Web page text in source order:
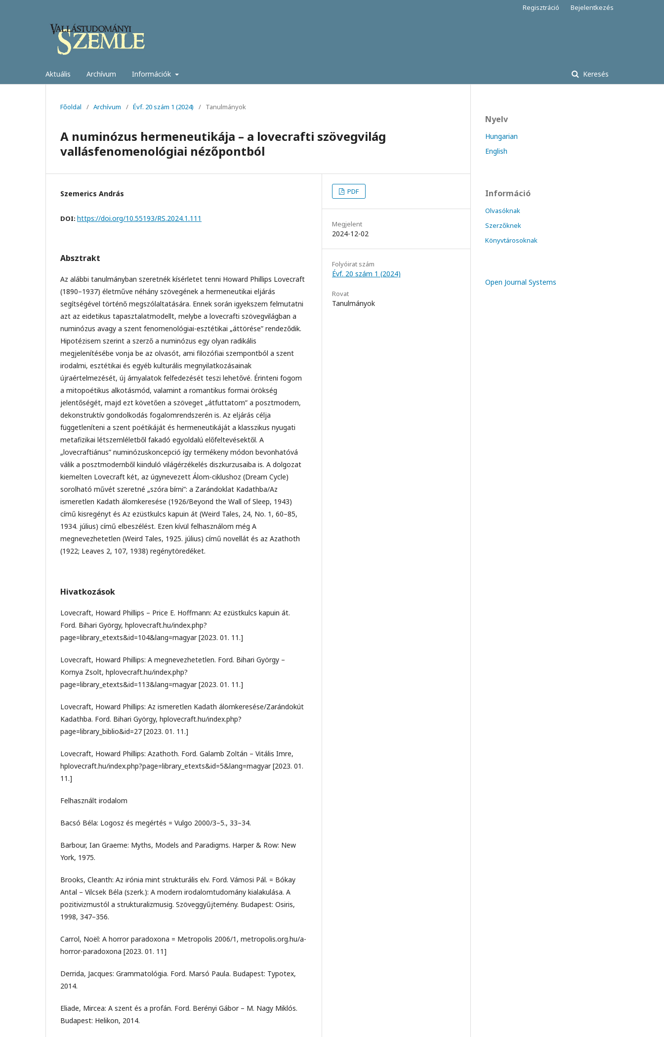
Aktuális Archívum Információk Keresés
Regisztráció Bejelentkezés
Főoldal / Archívum / Évf. 20 szám 1 (2024) / Tanulmányok
A numinózus hermeneutikája – a lovecrafti szövegvilág
vallásfenomenológiai nézőpontból
Szemerics András
DOI: https://doi.org/10.55193/RS.2024.1.111
Absztrakt
Az alábbi tanulmányban szeretnék kísérletet tenni Howard Phillips Lovecraft
(1890–1937) életműve néhány szövegének a hermeneutikai eljárás
segítségével történő megszólaltatására. Ennek során igyekszem felmutatni
azt az eidetikus tapasztalatmodellt, melybe a lovecrafti szövegvilágban a
numinózus avagy a szent fenomenológiai-esztétikai „áttörése” rendeződik.
Hipotézisem szerint a szerző a numinózus egy olyan radikális
megjelenítésébe vonja be az olvasót, ami filozófiai szempontból a szent
irodalmi, esztétikai és egyéb kulturális megnyilatkozásainak
újraértelmezését, új árnyalatok felfedezését teszi lehetővé. Érinteni fogom
a mitopoétikus alkotásmód, valamint a romantikus formai örökség
jelentőségét, majd ezt követően a szöveget „átfuttatom” a posztmodern,
dekonstruktív gondolkodás fogalomrendszerén is. Az eljárás célja
függetleníteni a szent poétikáját és hermeneutikáját a klasszikus nyugati
metafizikai létszemléletből fakadó egyoldalú előfeltevésektől. A
„lovecraftiánus” numinózuskoncepció így termékeny módon bevonhatóvá
válik a posztmodernből kiinduló világérzékelés diszkurzusaiba is. A dolgozat
kiemelten Lovecraft két, az úgynevezett Álom-ciklushoz (Dream Cycle)
sorolható művét szeretné „szóra bírni”: a Zarándoklat Kadathba/Az
ismeretlen Kadath álomkeresése (1926/Beyond the Wall of Sleep, 1943)
című kisregényt és Az ezüstkulcs kapuin át (Weird Tales, 24, No. 1, 60–85,
1934. július) című elbeszélést. Ezen kívül felhasználom még A
megnevezhetetlen (Weird Tales, 1925. július) című novellát és az Azathoth
(1922; Leaves 2, 107, 1938) regénytöredéket.
Hivatkozások
Lovecraft, Howard Phillips – Price E. Hoffmann: Az ezüstkulcs kapuin át.
Ford. Bihari György, hplovecraft.hu/index.php?
page=library_etexts&id=104&lang=magyar [2023. 01. 11.]
Lovecraft, Howard Phillips: A megnevezhetetlen. Ford. Bihari György –
Kornya Zsolt, hplovecraft.hu/index.php?
page=library_etexts&id=113&lang=magyar [2023. 01. 11.]
Lovecraft, Howard Phillips: Az ismeretlen Kadath álomkeresése/Zarándokút
Kadathba. Ford. Bihari György, hplovecraft.hu/index.php?
page=library_biblio&id=27 [2023. 01. 11.]
Lovecraft, Howard Phillips: Azathoth. Ford. Galamb Zoltán – Vitális Imre,
hplovecraft.hu/index.php?page=library_etexts&id=5&lang=magyar [2023. 01.
11.]
Felhasznált irodalom
Bacsó Béla: Logosz és megértés = Vulgo 2000/3–5., 33–34.
Barbour, Ian Graeme: Myths, Models and Paradigms. Harper & Row: New
York, 1975.
Brooks, Cleanth: Az irónia mint strukturális elv. Ford. Vámosi Pál. = Bókay
Antal – Vilcsek Béla (szerk.): A modern irodalomtudomány kialakulása. A
pozitivizmustól a strukturalizmusig. Szöveggyűjtemény. Budapest: Osiris,
1998, 347–356.
Carrol, Noël: A horror paradoxona = Metropolis 2006/1, metropolis.org.hu/a-
horror-paradoxona [2023. 01. 11]
Derrida, Jacques: Grammatológia. Ford. Marsó Paula. Budapest: Typotex,
2014.
Eliade, Mircea: A szent és a profán. Ford. Berényi Gábor – M. Nagy Miklós.
Budapest: Helikon, 2014.
PDF
Megjelent
2024-12-02
Folyóirat szám
Évf. 20 szám 1 (2024)
Rovat
Tanulmányok
Nyelv
Hungarian
English
Információ
Olvasóknak
Szerzőknek
Könyvtárosoknak
Open Journal Systems